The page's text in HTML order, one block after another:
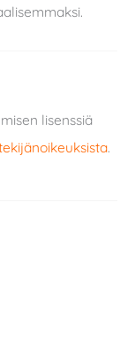
lisenssiä
.